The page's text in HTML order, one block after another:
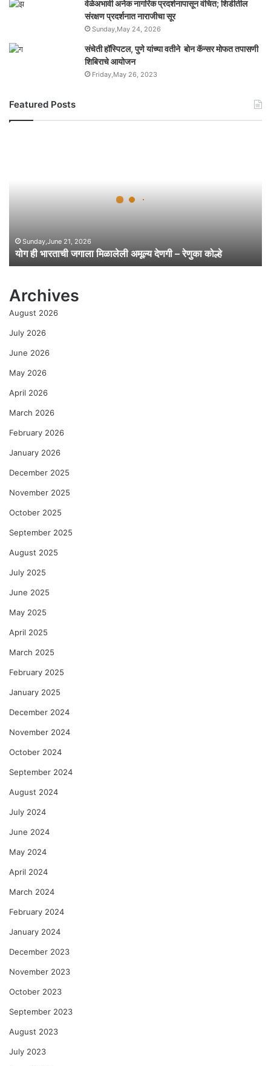
वेळेअभावी अनेक नागरिक प्रदर्शनापासून वंचित; शिर्डीतील
संरक्षण प्रदर्शनात नाराजीचा सूर
Sunday,May 24, 2026
संचेती हॉस्पिटल, पुणे यांच्या वतीने बोन कॅन्सर मोफत तपासणी
शिबिराचे आयोजन
Friday,May 26, 2023
Featured Posts
ला
मि
ले
ली
अ
मू
दे
ण
–
णु
का
ल्हे
Sunday,June 21, 2026
योग ही भारताची जगाला मिळालेली अमूल्य देणगी – रेणुका कोल्हे
Archives
August 2026
July 2026
June 2026
May 2026
April 2026
March 2026
February 2026
January 2026
December 2025
November 2025
October 2025
September 2025
August 2025
July 2025
June 2025
May 2025
April 2025
March 2025
February 2025
January 2025
December 2024
November 2024
October 2024
September 2024
August 2024
July 2024
June 2024
May 2024
April 2024
March 2024
February 2024
January 2024
December 2023
November 2023
October 2023
September 2023
August 2023
July 2023